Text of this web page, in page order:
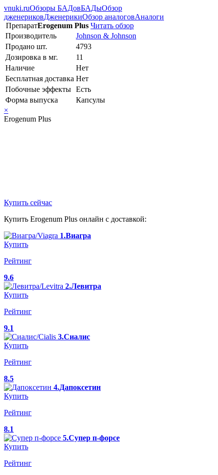
vnuki.ruОбзоры БАДовБАДыОбзор
дженериковДженерикиОбзор аналоговАналоги
ПрепаратErogenum Plus Читать обзор
Производитель
Johnson & Johnson
Продано шт.
4793
Дозировка в мг.
11
Наличие
Нет
Бесплатная доставка Нет
Побочные эффекты Есть
Форма выпуска
Капсулы
×
Erogenum Plus
Купить сейчас
Купить Erogenum Plus онлайн с доставкой:
1.Виагра
Купить
Рейтинг
9.6
2.Левитра
Купить
Рейтинг
9.1
3.Сиалис
Купить
Рейтинг
8.5
4.Дапоксетин
Купить
Рейтинг
8.1
5.Супер п-форсе
Купить
Рейтинг